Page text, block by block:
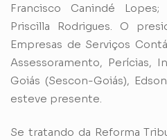
Francisco Canindé
Priscilla Rodrigues. O
Empresas de Serviços
Assessoramento, Perícias,
Goiás (Sescon-Goiás),
esteve presente.
Se tratando da Reforma